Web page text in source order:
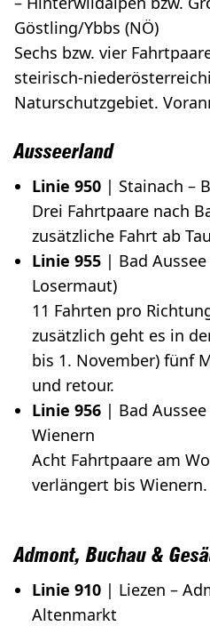
Göstling/Ybbs (NÖ)
Sechs bzw. vier
steirisch-
Naturschutzgebiet.
Ausseerland
Linie 950 | Stainach –
Drei Fahrtpaare nach
zusätzliche Fahrt ab
Linie 955 | Bad
Losermaut)
11 Fahrten pro
zusätzlich geht es in
bis 1. November) fünf
und retour.
Linie 956 | Bad
Wienern
Acht Fahrtpaare am
verlängert bis Wienern.
Admont, Buchau &
Linie 910 | Liezen –
Altenmarkt